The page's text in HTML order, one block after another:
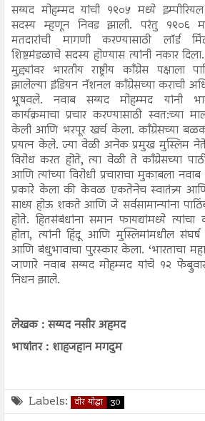
सय्यद मोहम्मद यांची १९०५ मध्ये
सदस्य म्हणून निवड झाली. परंतु १९०६
मतदारांची मागणी करण्यासाठी लॉर्ड
शिष्टमंडळाचे सदस्य होण्यास त्यांनी नकार
मुद्द्यांवर भारतीय राष्ट्रीय काँग्रेस पक्षाला
झालेल्या इंडियन नॅशनल काँग्रेसच्या कराची
भूषवले. नवाब सय्यद मोहम्मद यांनी
कार्यक्रमाचा प्रचार करण्यासाठी स्वत:च्या
केली आणि भरपूर खर्च केला. काँग्रेसच्या
प्रयत्न केले. ज्या वेळी अनेक प्रमुख मुस्लिम नेते
विरोध करत होते, त्या वेळी ते काँग्रेसच्या
आणि त्यांच्या विरोधी प्रचाराचा मुकाबला
प्रकारे केला की केवळ एकतेनेच स्वातंत्र्य आणि
साध्य होऊ शकते आणि जे सर्वसामान्यांना
होते. हितसंबंधांना समान फायद्यांमध्ये त्यांचा
होता, त्यांनी हिंदू आणि मुस्लिमांमधील
आणि बंधुभावाचा पुरस्कार केला. ‘भारताचा
जाणारे नवाब सय्यद मोहम्मद यांचे १२
निधन झाले.
लेखक : सय्यद नसीर अहमद
भाषांतर : शाहजहान मगदुम
Labels: वीर योद्धा 30